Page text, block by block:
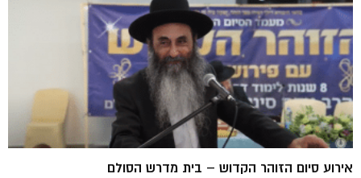
אירוע סיום הזוהר הקדוש – בית מדרש הסולם